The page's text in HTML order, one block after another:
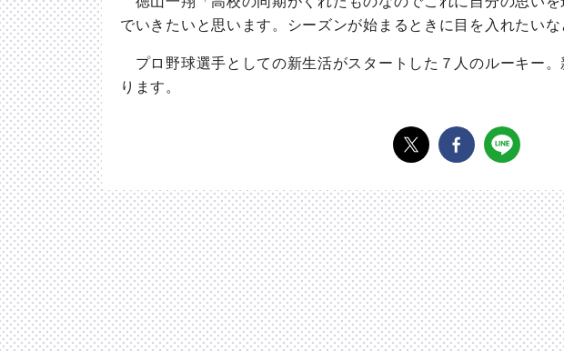
でいきたいと思います。シーズンが始まるときに目を入れたいな
プロ野球選手としての新生活がスタートした７人のルーキー。
ります。